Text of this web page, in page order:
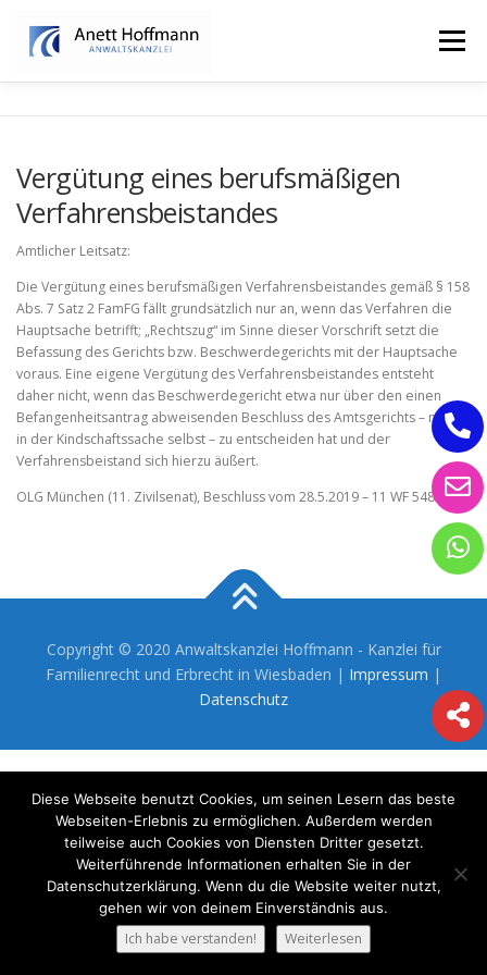
Inhalt
springen
Menü
ERBRECHT
Vergütung eines berufsmäßigen
Verfahrensbeistandes
Amtlicher Leitsatz:
Die Vergütung eines berufsmäßigen Verfahrensbeistandes gemäß § 158
Abs. 7 Satz 2 FamFG fällt grundsätzlich nur an, wenn das Verfahren die
Hauptsache betrifft; „Rechtszug“ im Sinne dieser Vorschrift setzt die
Befassung des Gerichts bzw. Beschwerdegerichts mit der Hauptsache
voraus. Eine eigene Vergütung des Verfahrensbeistandes entsteht
daher nicht, wenn das Beschwerdegericht etwa nur über den einen
Befangenheitsantrag abweisenden Beschluss des Amtsgerichts – nicht
in der Kindschaftssache selbst – zu entscheiden hat und der
Verfahrensbeistand sich hierzu äußert.
OLG München (11. Zivilsenat), Beschluss vom 28.5.2019 – 11 WF 548/19
Copyright © 2020 Anwaltskanzlei Hoffmann - Kanzlei für
Familienrecht und Erbrecht in Wiesbaden | Impressum |
Datenschutz
Diese Webseite benutzt Cookies, um seinen Lesern das beste
Webseiten-Erlebnis zu ermöglichen. Außerdem werden
teilweise auch Cookies von Diensten Dritter gesetzt.
Weiterführende Informationen erhalten Sie in der
Datenschutzerklärung. Wenn du die Website weiter nutzt,
gehen wir von deinem Einverständnis aus.
Ich habe verstanden! Weiterlesen